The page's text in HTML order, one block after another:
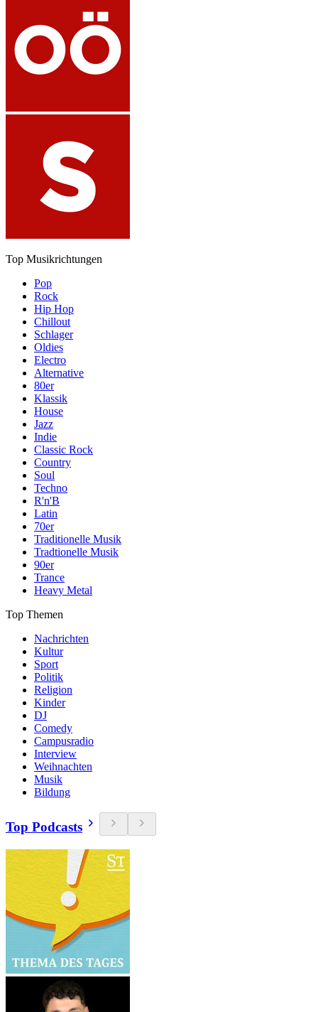
Top Musikrichtungen
Pop
Rock
Hip Hop
Chillout
Schlager
Oldies
Electro
Alternative
80er
Klassik
House
Jazz
Indie
Classic Rock
Country
Soul
Techno
R'n'B
Latin
70er
Traditionelle Musik
Tradtionelle Musik
90er
Trance
Heavy Metal
Top Themen
Nachrichten
Kultur
Sport
Politik
Religion
Kinder
DJ
Comedy
Campusradio
Interview
Weihnachten
Musik
Bildung
Top Podcasts